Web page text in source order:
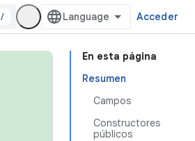
/ Acceder
En esta página
Resumen
Campos
Constructores
públicos